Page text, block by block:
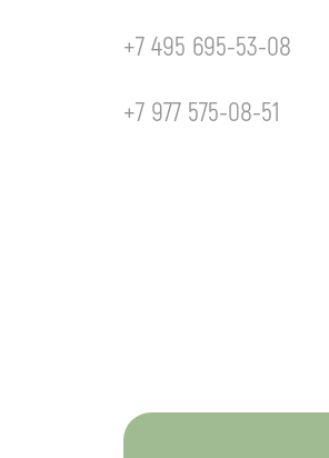
+7 495 695-53-08
+7 977 575-08-51